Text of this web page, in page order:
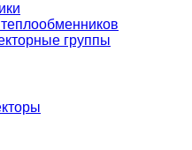
группы